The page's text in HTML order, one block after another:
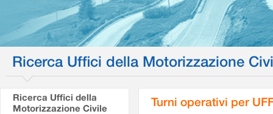
Ricerca Uffici della Motorizzazione
Ricerca Uffici della
Motorizzazione Civile
Turni operativi per